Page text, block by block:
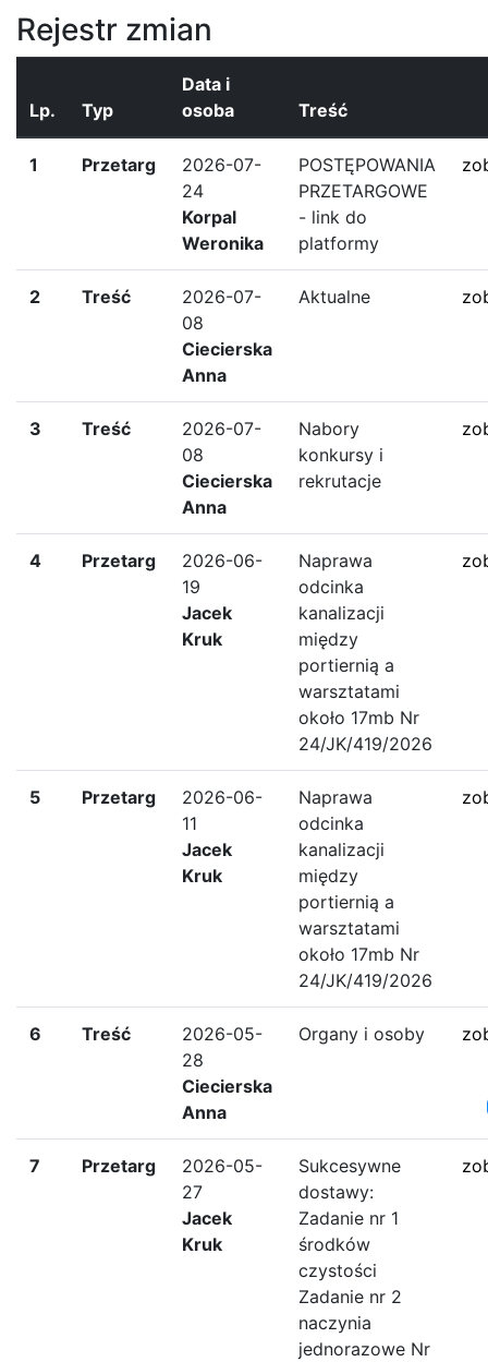
Rejestr zmian
Lp. Typ
Data i
osoba
Treść
1 Przetarg
2026-07-
24
Korpal
Weronika
POSTĘPOWANIA
PRZETARGOWE
- link do
platformy
2 Treść
2026-07-
08
Ciecierska
Anna
Aktualne
3 Treść
2026-07-
08
Ciecierska
Anna
Nabory
konkursy i
rekrutacje
4 Przetarg
2026-06-
19
Jacek
Kruk
Naprawa
odcinka
kanalizacji
między
portiernią a
warsztatami
około 17mb Nr
24/JK/419/2026
5 Przetarg
2026-06-
11
Jacek
Kruk
Naprawa
odcinka
kanalizacji
między
portiernią a
warsztatami
około 17mb Nr
24/JK/419/2026
6 Treść
2026-05-
28
Ciecierska
Anna
Organy i osoby
7 Przetarg
2026-05-
27
Jacek
Kruk
Sukcesywne
dostawy:
Zadanie nr 1
środków
czystości
Zadanie nr 2
naczynia
jednorazowe Nr